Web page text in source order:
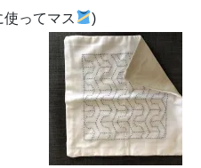
ってマス )